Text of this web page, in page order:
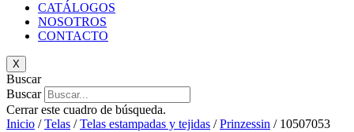
CATÁLOGOS
NOSOTROS
CONTACTO
X
Buscar
Buscar
Cerrar este cuadro de búsqueda.
Inicio /Telas /Telas estampadas y tejidas /Prinzessin / 10507053